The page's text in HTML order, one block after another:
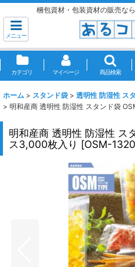
梱包資材・包装資材の販売な
メニュー
カテゴリ マイページ 商品検索
ホーム > スタンド袋 > 透明性 防湿性 ス
> 明和産商 透明性 防湿性 スタンド袋
明和産商 透明性 防湿性 ス
ス3,000枚入り [OSM-